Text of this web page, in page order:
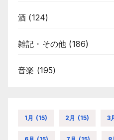
酒 (124)
雑記・その他 (186)
音楽 (195)
1月 (15) 2月 (15) 3